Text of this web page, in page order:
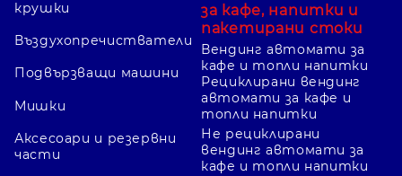
крушки
Въздухопречистватели
Подвързващи машини
Мишки
Аксесоари и резервни
части
за кафе, напитки и
пакетирани стоки
Вендинг автомати за
кафе и топли напитки
Рециклирани вендинг
автомати за кафе и
топли напитки
Не рециклирани
вендинг автомати за
кафе и топли напитки